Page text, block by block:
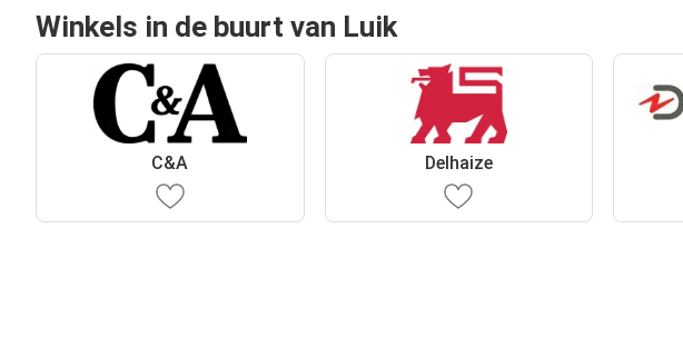
Winkels in de buurt van Luik
C&A Delhaize